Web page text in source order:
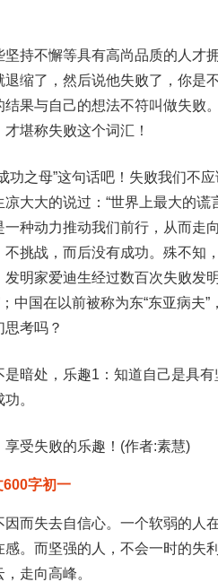
持不懈等具有高尚品质的人才
缩了，然后说他失败了，你是
果与自己的想法不符叫做失败
堪称失败这个词汇！
功之母”这句话吧！失败我们不
大大的说过：“世界上最大的谎
种动力推动我们前行，从而走
挑战，而后没有成功。殊不知
明家爱迪生经过数百次失败发
中国在以前被称为东“东亚病夫
考吗？
暗处，乐趣1：知道自己是具有
。
受失败的乐趣！(作者:素慧)
字初一
而失去自信心。一个软弱的人
。而坚强的人，不会一时的失
走向高峰。